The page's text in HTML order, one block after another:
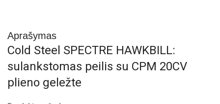
Aprašymas
Cold Steel SPECTRE HAWKBILL:
sulankstomas peilis su CPM 20CV
plieno geležte